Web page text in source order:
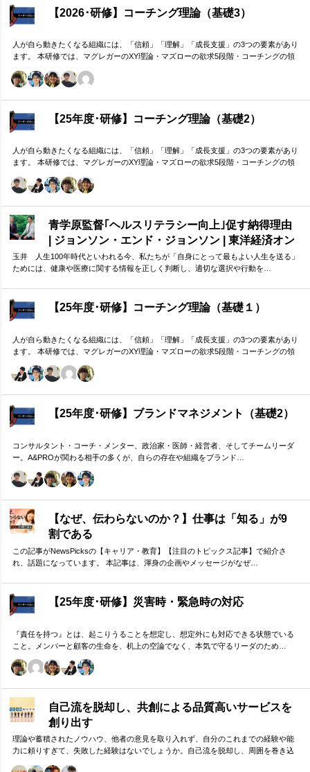
【2026･研修】コーチング理論（基礎3）
人が自ら動きたくなる組織には、「信頼」「理解」「成長支援」の3つの要素があり
ます。 本研修では、マグレガーのXY理論・マズローの欲求5段階・コーチングの領
を、実例を交えて深く学びます。 単なる知識の習得にとどまらず、現場で直面する
【25年度･研修】コーチング理論（基礎2）
人が自ら動きたくなる組織には、「信頼」「理解」「成長支援」の3つの要素があり
ます。 本研修では、マグレガーのXY理論・マズローの欲求5段階・コーチングの領
を、実例を交えて深く学びます。 単なる知識の習得にとどまらず、現場で直面する
青学原監督｢ヘルスリテラシー向上｣促す納得理由
| ジョンソン・エンド・ジョンソン | 東洋経済オン
ライン
玉井 人生100年時代といわれる今、私たちが「自身にとって最もよい人生を送る」
ためには、健康や医療に関する情報を正しく判断し、適切な選択や行動を…
【25年度･研修】コーチング理論（基礎１）
人が自ら動きたくなる組織には、「信頼」「理解」「成長支援」の3つの要素があり
ます。 本研修では、マグレガーのXY理論・マズローの欲求5段階・コーチングの領
を、実例を交えて深く学びます。 単なる知識の習得にとどまらず、現場で直面する
【25年度･研修】ブランドマネジメント（基礎2）
コンサルタント・コーチ・メンター、政治家・医師・経営者、そしてチームリーダ
ー。A&PROが関わる相手の多くが、自らの存在や組織をブランド…
【なぜ、伝わらないのか？】仕事は「知る」が9
割である
この記事がNewsPicksの【キャリア・教育】【注目のトピックス記事】で紹介さ
れ、話題になっています。 本記事は、渾身の企画やメッセージがなぜ…
【25年度･研修】災害時・緊急時の対応
『責任を持つ』とは、起こりうることを想定し、想定外にも対応できる状態でいる
こと。メンバーと顧客の生命を、机上の空論でなく、本気で守るリーダのため…
自己流を脱却し、共創による品質高いサービスを
創り出す
理論や蓄積されたノウハウ、他者の意見を取り入れず、自分のこれまでの経験や能
力に頼りすぎて、失敗した経験はないでしょうか。自己流を脱却し、周囲を巻き込